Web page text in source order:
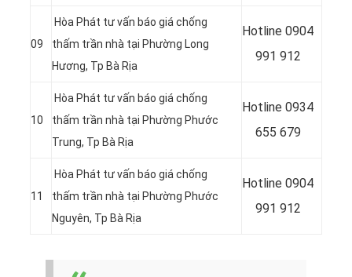
09
Hòa Phát tư vấn báo giá chống
thấm trần nhà tại Phường Long
Hương, Tp Bà Rịa
Hotline 0904
991 912
10
Hòa Phát tư vấn báo giá chống
thấm trần nhà tại Phường Phước
Trung, Tp Bà Rịa
Hotline 0934
655 679
11
Hòa Phát tư vấn báo giá chống
thấm trần nhà tại Phường Phước
Nguyên, Tp Bà Rịa
Hotline 0904
991 912